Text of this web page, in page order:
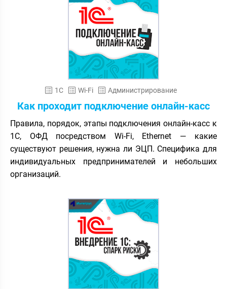
1С Wi-Fi Администрирование
Как проходит подключение онлайн-касс
Правила, порядок, этапы подключения онлайн-касс к
1С, ОФД посредством Wi-Fi, Ethernet — какие
существуют решения, нужна ли ЭЦП. Специфика для
индивидуальных предпринимателей и небольших
организаций.